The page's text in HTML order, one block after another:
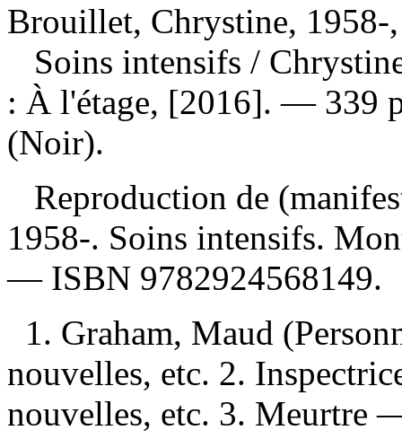
Brouillet, Chrystine, 1958-
Soins intensifs /
: À l'étage, [2016]. — 339
(Noir).
Reproduction de
1958-. Soins intensifs.
— ISBN 9782924568149.
1. Graham, Maud
nouvelles, etc. 2.
nouvelles, etc. 3. Meurtre